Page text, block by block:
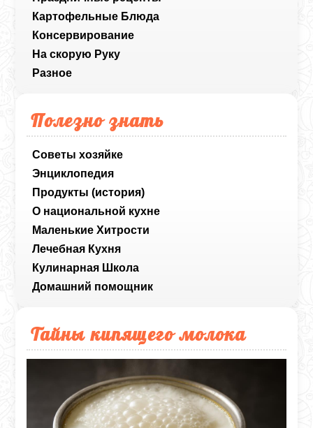
Картофельные Блюда
Консервирование
На скорую Руку
Разное
Полезно знать
Советы хозяйке
Энциклопедия
Продукты (история)
О национальной кухне
Маленькие Хитрости
Лечебная Кухня
Кулинарная Школа
Домашний помощник
Тайны кипящего молока